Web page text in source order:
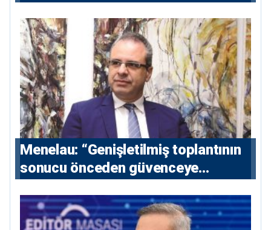
Menelau: “Genişletilmiş toplantının
sonucu önceden güvenceye